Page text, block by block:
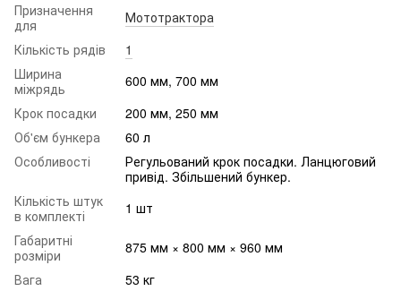
Призначення
для
Мототрактора
Кількість рядів
1
Ширина
міжрядь
600 мм, 700 мм
Крок посадки
200 мм, 250 мм
Об'єм бункера
60 л
Особливості
Регульований крок посадки. Ланцюговий
привід. Збільшений бункер.
Кількість штук
в комплекті
1 шт
Габаритні
розміри
875 мм × 800 мм × 960 мм
Вага
53 кг